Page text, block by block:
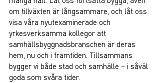
om tillväxten är långsammare, och låt oss
visa våra nyutexaminerade och
yrkesverksamma kollegor att
samhällsbyggnadsbranschen är deras
hem, nu och i framtiden. Tillsammans
bygger vi både stad och samhälle – i såväl
goda som svåra tider.